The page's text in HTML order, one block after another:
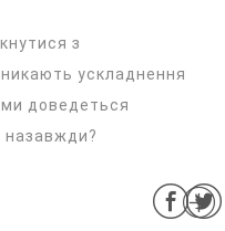
з
ускладнення
доведеться
назавжди?